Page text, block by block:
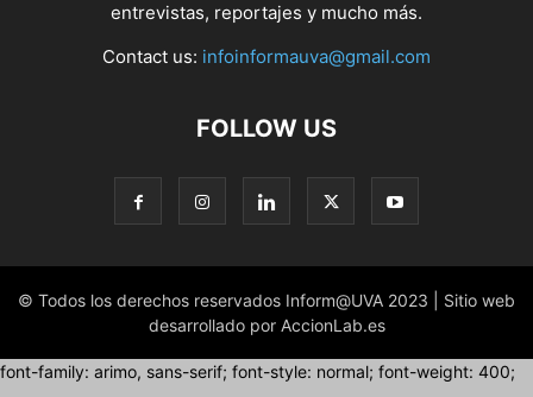
entrevistas, reportajes y mucho más.
Contact us: infoinformauva@gmail.com
FOLLOW US
© Todos los derechos reservados Inform@UVA 2023 | Sitio web
desarrollado por AccionLab.es
font-family: arimo, sans-serif; font-style: normal; font-weight: 400;